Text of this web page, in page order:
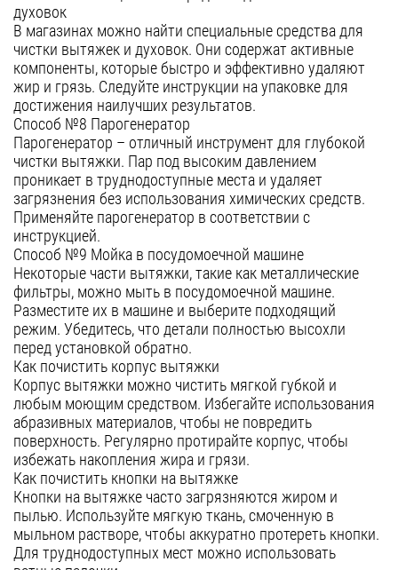
духовок
В магазинах можно найти специальные средства для
чистки вытяжек и духовок. Они содержат активные
компоненты, которые быстро и эффективно удаляют
жир и грязь. Следуйте инструкции на упаковке для
достижения наилучших результатов.
Способ №8 Парогенератор
Парогенератор – отличный инструмент для глубокой
чистки вытяжки. Пар под высоким давлением
проникает в труднодоступные места и удаляет
загрязнения без использования химических средств.
Применяйте парогенератор в соответствии с
инструкцией.
Способ №9 Мойка в посудомоечной машине
Некоторые части вытяжки, такие как металлические
фильтры, можно мыть в посудомоечной машине.
Разместите их в машине и выберите подходящий
режим. Убедитесь, что детали полностью высохли
перед установкой обратно.
Как почистить корпус вытяжки
Корпус вытяжки можно чистить мягкой губкой и
любым моющим средством. Избегайте использования
абразивных материалов, чтобы не повредить
поверхность. Регулярно протирайте корпус, чтобы
избежать накопления жира и грязи.
Как почистить кнопки на вытяжке
Кнопки на вытяжке часто загрязняются жиром и
пылью. Используйте мягкую ткань, смоченную в
мыльном растворе, чтобы аккуратно протереть кнопки.
Для труднодоступных мест можно использовать